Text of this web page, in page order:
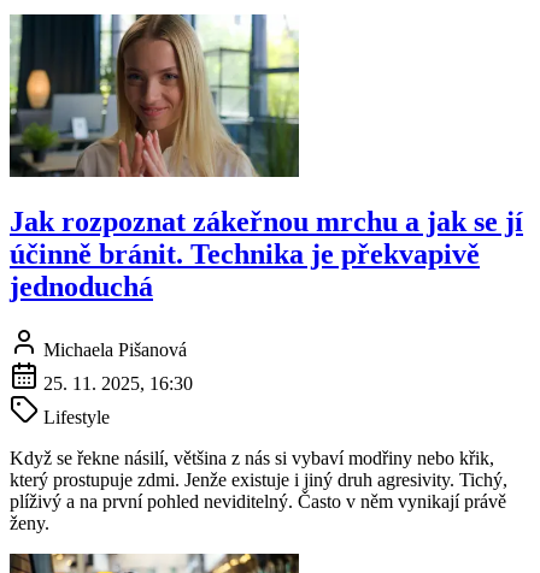
Jak rozpoznat zákeřnou mrchu a jak se jí
účinně bránit. Technika je překvapivě
jednoduchá
Michaela Pišanová
25. 11. 2025, 16:30
Lifestyle
Když se řekne násilí, většina z nás si vybaví modřiny nebo křik,
který prostupuje zdmi. Jenže existuje i jiný druh agresivity. Tichý,
plíživý a na první pohled neviditelný. Často v něm vynikají právě
ženy.